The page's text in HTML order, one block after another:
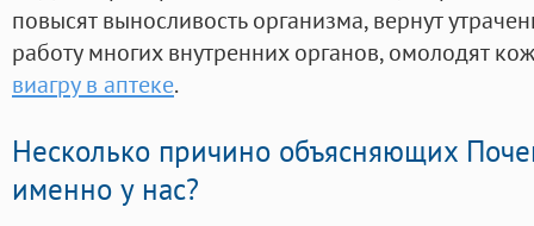
повысят выносливость организма, вернут
работу многих внутренних органов, омолодят
виагру в аптеке.
Несколько причино объясняющих
именно у нас?